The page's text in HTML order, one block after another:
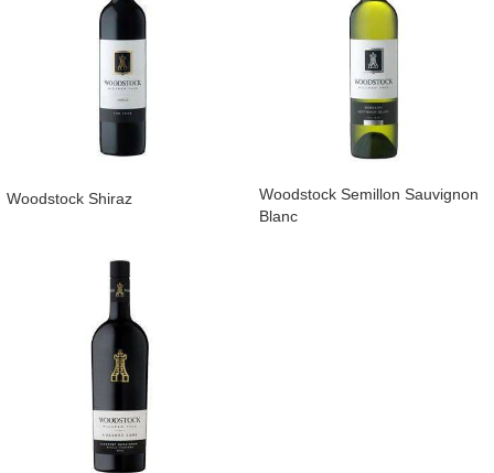
​Woodstock Shiraz
​Woodstock Semillon Sauvignon
Blanc